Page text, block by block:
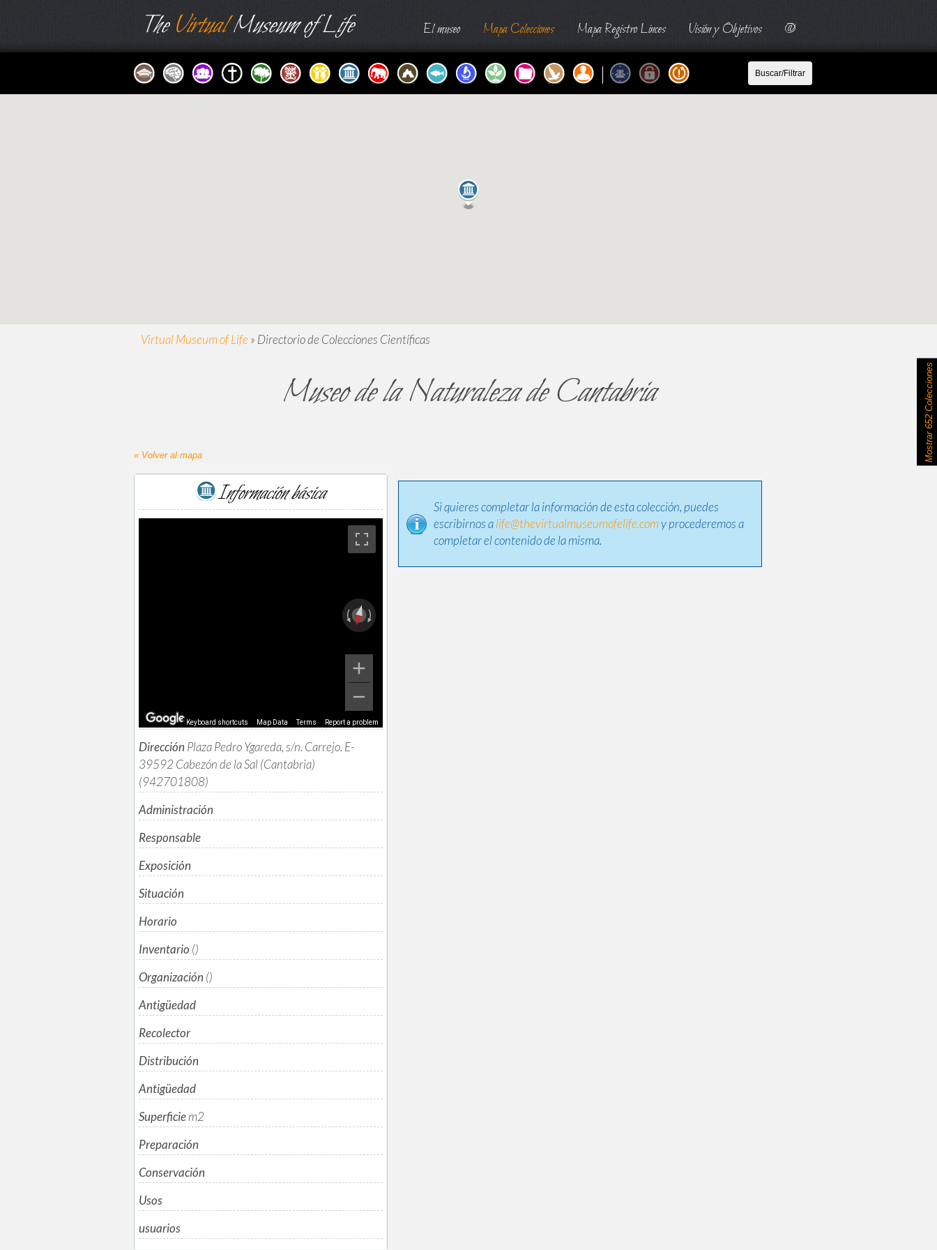
TheVirtualMuseum of Life El museo Mapa Colecciones Mapa Registro Linces Visión y Objetivos @
Mostrar
652 Colecciones
Virtual Museum of Life » Directorio de Colecciones Científicas
Museo de la Naturaleza de Cantabria
« Volver al mapa
Información básica
Keyboard shortcuts Map Data Terms Report a problem
Dirección Plaza Pedro Ygareda, s/n. Carrejo. E-
39592 Cabezón de la Sal (Cantabria)
(942701808)
Administración
Responsable
Exposición
Situación
Horario
Inventario ()
Organización ()
Antigüedad
Recolector
Distribución
Antigüedad
Superficiem2
Preparación
Conservación
Usos
usuarios
Si quieres completar la información de esta colección, puedes
escribirnos alife@thevirtualmuseumofelife.comy procederemos a
completar el contenido de la misma.